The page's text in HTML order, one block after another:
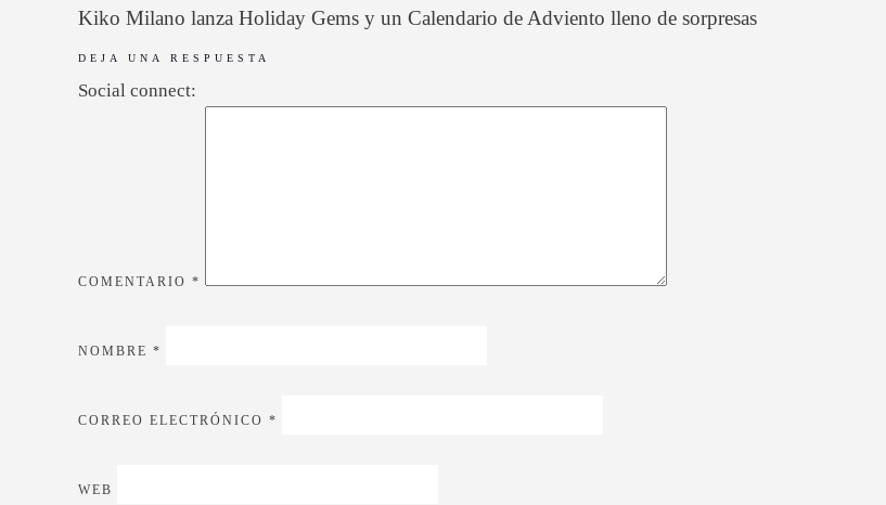
Kiko Milano lanza Holiday Gems y un Calendario de Adviento lleno de sorpresas
DEJA UNA RESPUESTA
Social connect:
COMENTARIO *
NOMBRE *
CORREO ELECTRÓNICO *
WEB